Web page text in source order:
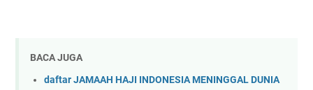
BACA JUGA
daftar JAMAAH HAJI INDONESIA MENINGGAL DUNIA